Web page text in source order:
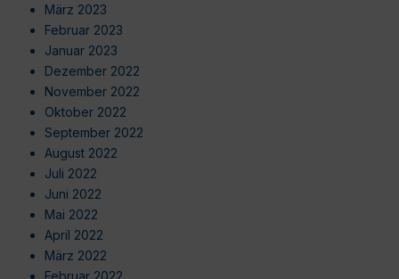
März 2023
Februar 2023
Januar 2023
Dezember 2022
November 2022
Oktober 2022
September 2022
August 2022
Juli 2022
Juni 2022
Mai 2022
April 2022
März 2022
Februar 2022